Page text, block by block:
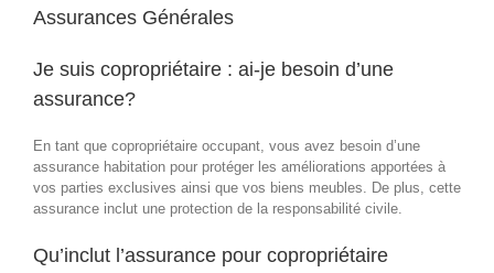
Assurances Générales
Je suis copropriétaire : ai-je besoin d’une
assurance?
En tant que copropriétaire occupant, vous avez besoin d’une
assurance habitation pour protéger les améliorations apportées à
vos parties exclusives ainsi que vos biens meubles. De plus, cette
assurance inclut une protection de la responsabilité civile.
Qu’inclut l’assurance pour copropriétaire